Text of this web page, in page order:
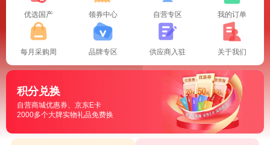
优选国产 领券中心 自营专区 我的订单
每月采购周 品牌专区 供应商入驻 关于我们
积分兑换
自营商城优惠券、京东E卡
2000多个大牌实物礼品免费换